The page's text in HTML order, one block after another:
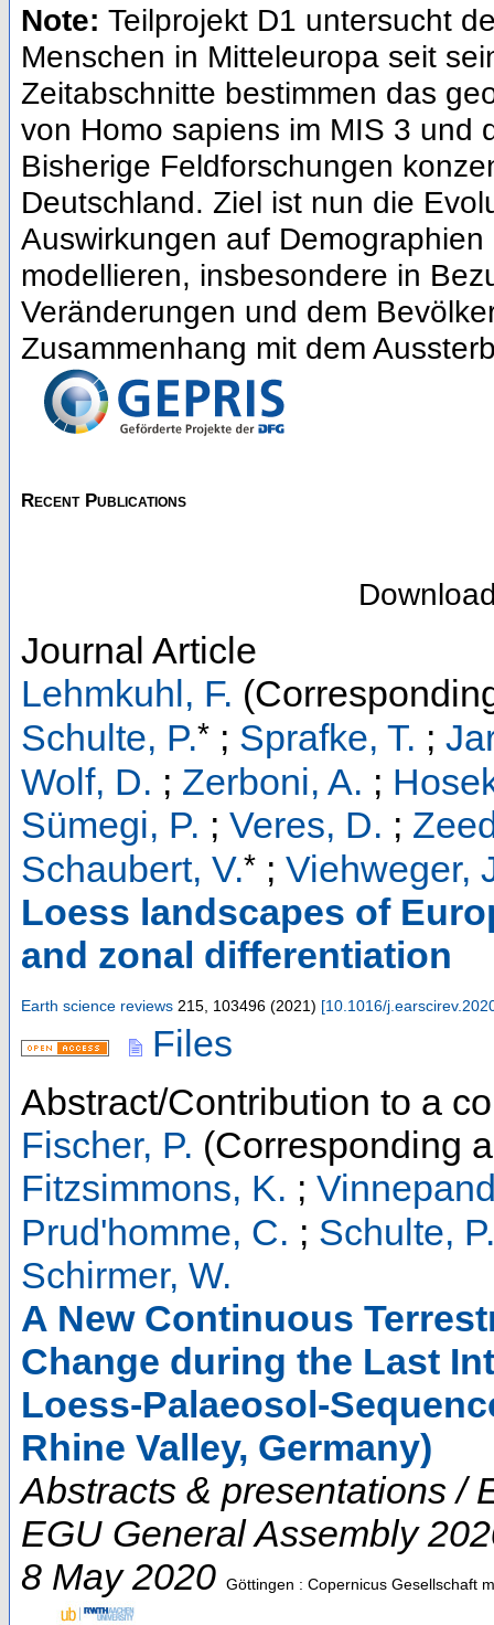
Note: Teilprojekt D1 untersucht
Menschen in Mitteleuropa seit
Zeitabschnitte bestimmen das
von Homo sapiens im MIS 3 und
Bisherige Feldforschungen
Deutschland. Ziel ist nun die
Auswirkungen auf
modellieren, insbesondere in
Veränderungen und dem
Zusammenhang mit dem
Recent Publications
Journal Article
Lehmkuhl, F.
Schulte, P.* ; Sprafke, T. ;
Wolf, D. ; Zerboni, A. ;
Sümegi, P. ; Veres, D. ;
Schaubert, V.* ; Viehweger,
Loess landscapes of
and zonal differentiation
Earth science reviews 215 103496 (2021) [10.1016/
Files
Abstract/Contribution to a
Fischer, P. (Corresponding
Fitzsimmons, K. ;
Prud'homme, C. ; Schulte, P.
Schirmer, W.
A New Continuous
Change during the Last
Loess-Palaeosol-
Rhine Valley, Germany)
Abstracts & presentations /
EGU General Assembly
8 May 2020 Göttingen : Copernicus Gesellschaft